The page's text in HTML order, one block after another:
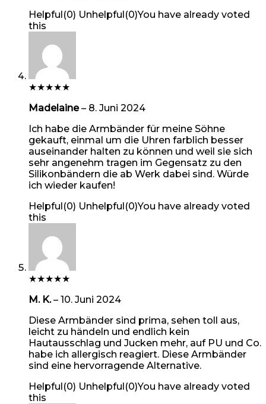
Helpful(0) Unhelpful(0)You have already voted
this
★★★★★
Madelaine– 8. Juni 2024
Ich habe die Armbänder für meine Söhne
gekauft, einmal um die Uhren farblich besser
auseinander halten zu können und weil sie sich
sehr angenehm tragen im Gegensatz zu den
Silikonbändern die ab Werk dabei sind. Würde
ich wieder kaufen!
Helpful(0) Unhelpful(0)You have already voted
this
★★★★★
M. K.– 10. Juni 2024
Diese Armbänder sind prima, sehen toll aus,
leicht zu händeln und endlich kein
Hautausschlag und Jucken mehr, auf PU und Co.
habe ich allergisch reagiert. Diese Armbänder
sind eine hervorragende Alternative.
Helpful(0) Unhelpful(0)You have already voted
this